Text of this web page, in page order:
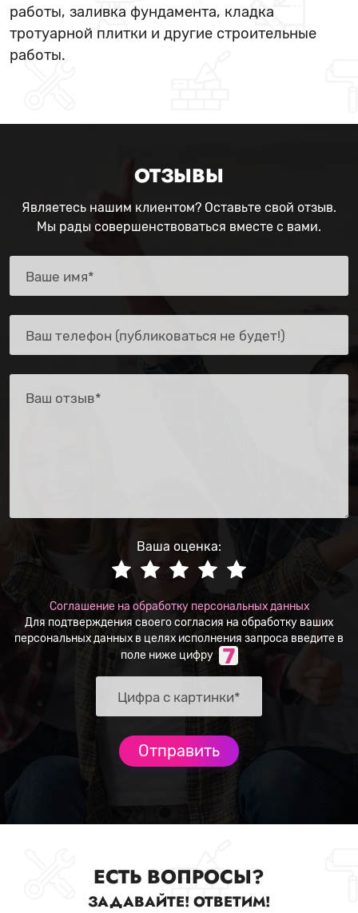
работы, заливка фундамента, кладка
тротуарной плитки и другие строительные
работы.
ОТЗЫВЫ
Являетесь нашим клиентом? Оставьте свой отзыв.
Мы рады совершенствоваться вместе с вами.
Ваша оценка:
Соглашение на обработку персональных данных
Для подтверждения своего согласия на обработку ваших
персональных данных в целях исполнения запроса введите в
поле ниже цифру
ЕСТЬ ВОПРОСЫ?
ЗАДАВАЙТЕ! ОТВЕТИМ!